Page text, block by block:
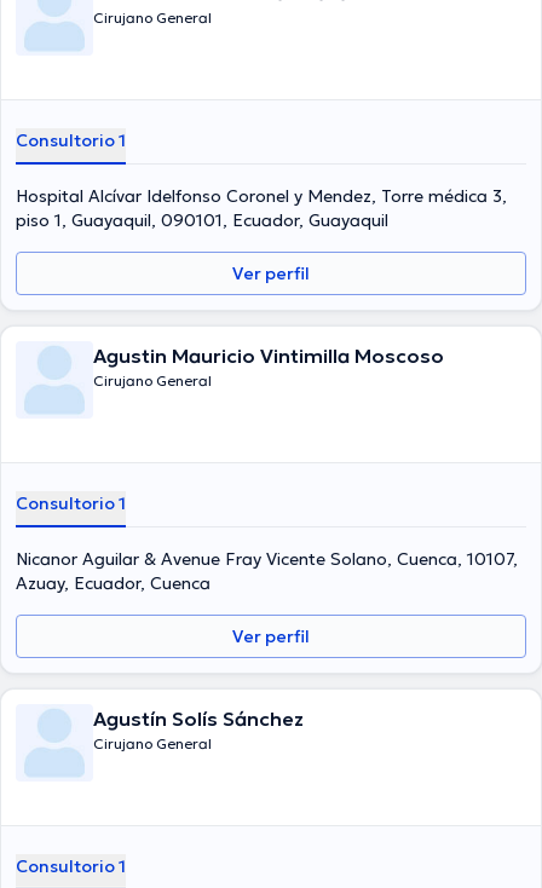
Cirujano General
Consultorio 1
Hospital Alcívar Idelfonso Coronel y Mendez, Torre médica 3,
piso 1, Guayaquil, 090101, Ecuador, Guayaquil
Ver perfil
Agustin Mauricio Vintimilla Moscoso
Cirujano General
Consultorio 1
Nicanor Aguilar & Avenue Fray Vicente Solano, Cuenca, 10107,
Azuay, Ecuador, Cuenca
Ver perfil
Agustín Solís Sánchez
Cirujano General
Consultorio 1